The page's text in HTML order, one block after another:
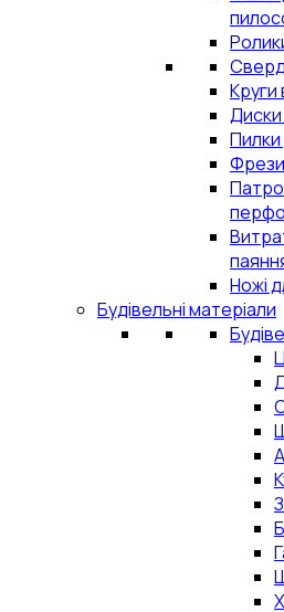
Круги
Диски
Пилки
Ножі
Будівельні матеріали